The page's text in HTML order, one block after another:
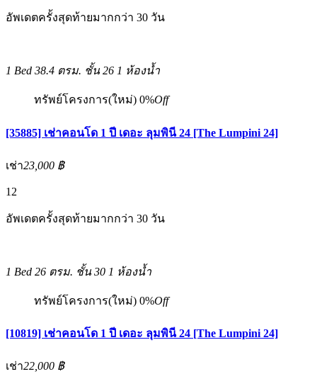
อัพเดตครั้งสุดท้ายมากกว่า 30 วัน
1 Bed 38.4 ตรม. ชั้น 26 1 ห้องน้ำ
ทรัพย์โครงการ(ใหม่) 0%Off
[35885] เช่าคอนโด 1 ปี เดอะ ลุมพินี 24 [The Lumpini 24]
เช่า23,000 ฿
12
อัพเดตครั้งสุดท้ายมากกว่า 30 วัน
1 Bed 26 ตรม. ชั้น 30 1 ห้องน้ำ
ทรัพย์โครงการ(ใหม่) 0%Off
[10819] เช่าคอนโด 1 ปี เดอะ ลุมพินี 24 [The Lumpini 24]
เช่า22,000 ฿